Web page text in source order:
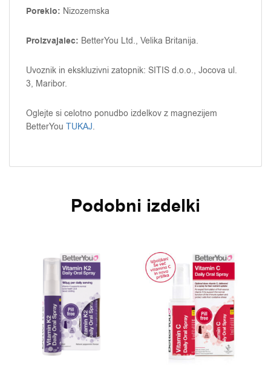
Poreklo: Nizozemska
Proizvajalec: BetterYou Ltd., Velika Britanija.
Uvoznik in ekskluzivni zatopnik: SITIS d.o.o., Jocova ul.
3, Maribor.
Oglejte si celotno ponudbo izdelkov z magnezijem
BetterYou TUKAJ.
Podobni izdelki